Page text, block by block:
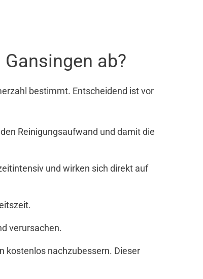
ab?
bestimmt. Entscheidend ist vor
Reinigungsaufwand und damit die
und wirken sich direkt auf
verursachen.
kostenlos nachzubessern. Dieser